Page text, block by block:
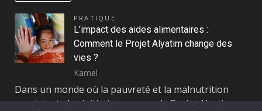
PRATIQUE
L’impact des aides alimentaires :
Comment le Projet Alyatim change des
vies ?
Kamel
Dans un monde où la pauvreté et la malnutrition
persistent, des initiatives comme le Projet Alyatim